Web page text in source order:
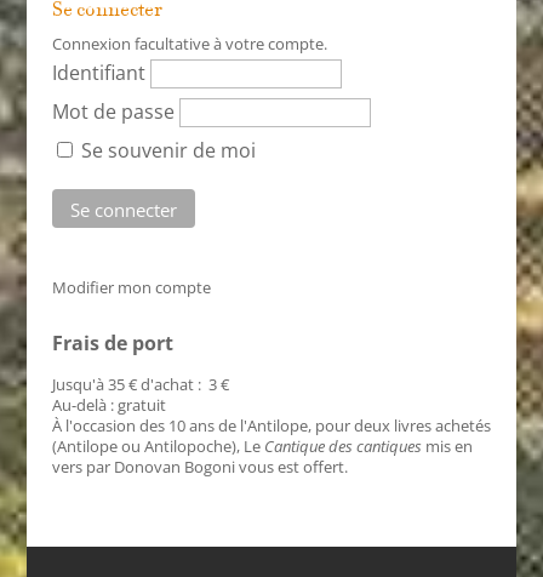
Se connecter
Connexion facultative à votre compte.
Identifiant
Mot de passe
Se souvenir de moi
Modifier mon compte
Frais de port
Jusqu'à 35 € d'achat : 3 €
Au-delà : gratuit
À l'occasion des 10 ans de l'Antilope, pour deux livres achetés
(Antilope ou Antilopoche), Le Cantique des cantiques mis en
vers par Donovan Bogoni vous est offert.